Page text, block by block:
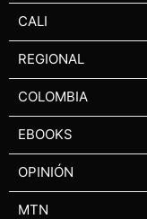
CALI
REGIONAL
COLOMBIA
EBOOKS
OPINIÓN
MTN